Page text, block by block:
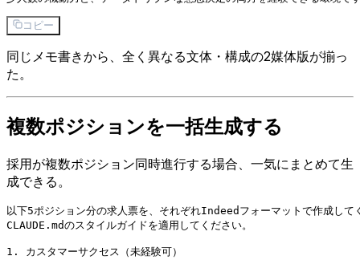
コピー
同じメモ書きから、全く異なる文体・構成の2媒体版が揃っ
た。
複数ポジションを一括生成する
採用が複数ポジション同時進行する場合、一気にまとめて生
成できる。
以下5ポジション分の求人票を、それぞれIndeedフォーマットで作成して
CLAUDE.mdのスタイルガイドを適用してください。
1. カスタマーサクセス（未経験可）